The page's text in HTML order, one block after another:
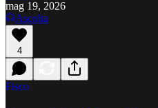
mag 19, 2026
Ascolta
4
Fisco